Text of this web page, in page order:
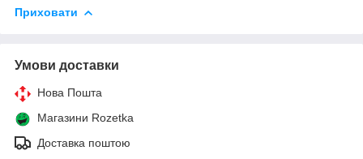
Приховати
Умови доставки
Нова Пошта
Магазини Rozetka
Доставка поштою